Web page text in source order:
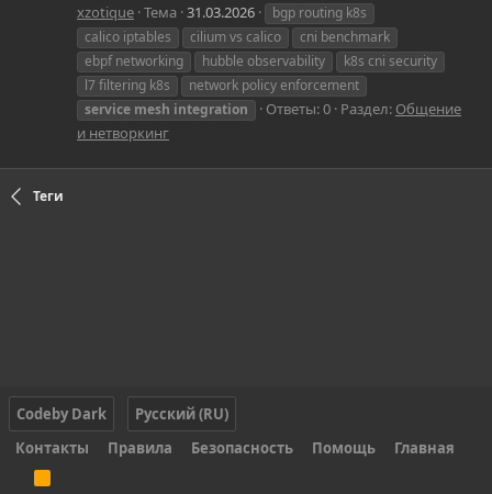
xzotique Тема 31.03.2026
bgp routing k8s
calico iptables
cilium vs calico
cni benchmark
ebpf networking
hubble observability
k8s cni security
l7 filtering k8s
network policy enforcement
service mesh integration Ответы: 0 Раздел: Общение
и нетворкинг
Теги
Codeby Dark
Русский (RU)
Контакты
Правила Безопасность Помощь Главная